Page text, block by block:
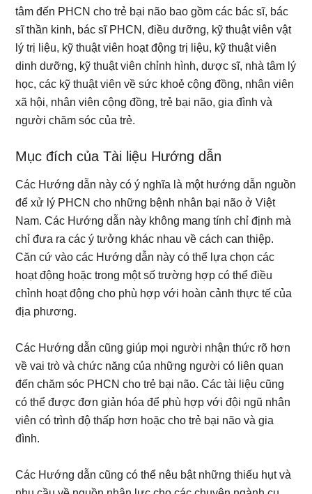
tâm đến PHCN cho trẻ bại não bao gồm các bác sĩ, bác
sĩ thần kinh, bác sĩ PHCN, điều dưỡng, kỹ thuật viên vật
lý trị liệu, kỹ thuật viên hoạt động trị liệu, kỹ thuật viên
dinh dưỡng, kỹ thuật viên chỉnh hình, dược sĩ, nhà tâm lý
học, các kỹ thuật viên về sức khoẻ cộng đồng, nhân viên
xã hội, nhân viên cộng đồng, trẻ bại não, gia đình và
người chăm sóc của trẻ.
Mục đích của Tài liệu Hướng dẫn
Các Hướng dẫn này có ý nghĩa là một hướng dẫn nguồn
để xử lý PHCN cho những bệnh nhân bại não ở Việt
Nam. Các Hướng dẫn này không mang tính chỉ định mà
chỉ đưa ra các ý tưởng khác nhau về cách can thiệp.
Căn cứ vào các Hướng dẫn này có thể lựa chọn các
hoạt động hoặc trong một số trường hợp có thể điều
chỉnh hoạt động cho phù hợp với hoàn cảnh thực tế của
địa phương.
Các Hướng dẫn cũng giúp mọi người nhận thức rõ hơn
về vai trò và chức năng của những người có liên quan
đến chăm sóc PHCN cho trẻ bại não. Các tài liệu cũng
có thể được đơn giản hóa để phù hợp với đội ngũ nhân
viên có trình độ thấp hơn hoặc cho trẻ bại não và gia
đình.
Các Hướng dẫn cũng có thể nêu bật những thiếu hụt và